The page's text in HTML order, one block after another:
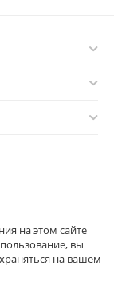
на этом сайте
вы
на вашем